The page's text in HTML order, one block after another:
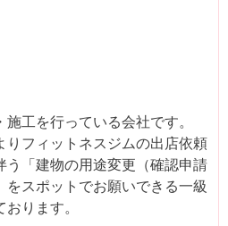
工を行っている会社です。
りフィットネスジムの出店依頼
う「建物の用途変更（確認申請
スポットでお願いできる一級
ります。